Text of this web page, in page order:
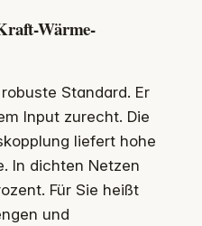
Wärme-
Standard. Er
Input zurecht. Die
liefert hohe
In dichten Netzen
Für Sie heißt
und